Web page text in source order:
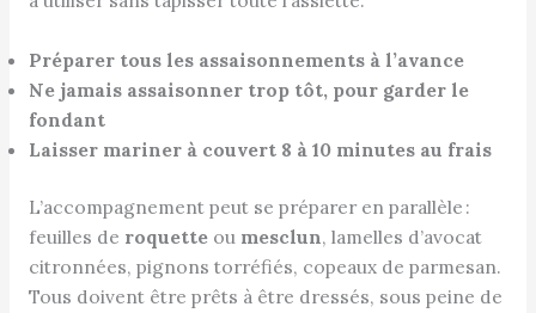
Préparer tous les assaisonnements à l’avance
Ne jamais assaisonner trop tôt, pour garder le
fondant
Laisser mariner à couvert 8 à 10 minutes au frais
L’accompagnement peut se préparer en parallèle :
feuilles de roquetteou mesclun, lamelles d’avocat
citronnées, pignons torréfiés, copeaux de parmesan.
Tous doivent être prêts à être dressés, sous peine de